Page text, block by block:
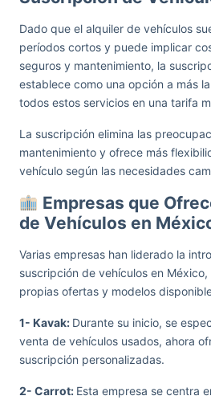
Dado que el alquiler de vehículos
períodos cortos y puede implicar
seguros y mantenimiento, la
establece como una opción a más
todos estos servicios en una tarifa
La suscripción elimina las
mantenimiento y ofrece más
vehículo según las necesidades
Empresas que
de Vehículos en
Varias empresas han liderado la
suscripción de vehículos en
propias ofertas y modelos
1- Kavak: Durante su inicio, se
venta de vehículos usados, ahora
suscripción personalizadas.
2- Carrot: Esta empresa se centra